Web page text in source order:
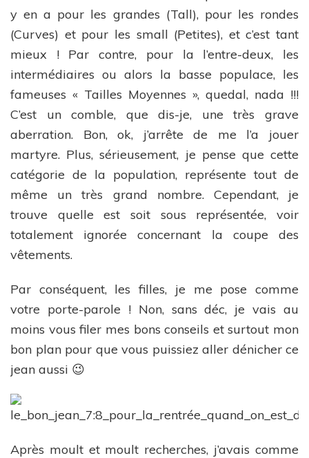
y en a pour les grandes (Tall), pour les rondes
(Curves) et pour les small (Petites), et c’est tant
mieux ! Par contre, pour la l’entre-deux, les
intermédiaires ou alors la basse populace, les
fameuses « Tailles Moyennes », quedal, nada !!!
C’est un comble, que dis-je, une très grave
aberration. Bon, ok, j’arrête de me l’a jouer
martyre. Plus, sérieusement, je pense que cette
catégorie de la population, représente tout de
même un très grand nombre. Cependant, je
trouve quelle est soit sous représentée, voir
totalement ignorée concernant la coupe des
vêtements.
Par conséquent, les filles, je me pose comme
votre porte-parole ! Non, sans déc, je vais au
moins vous filer mes bons conseils et surtout mon
bon plan pour que vous puissiez aller dénicher ce
jean aussi 😉
Après moult et moult recherches, j’avais comme